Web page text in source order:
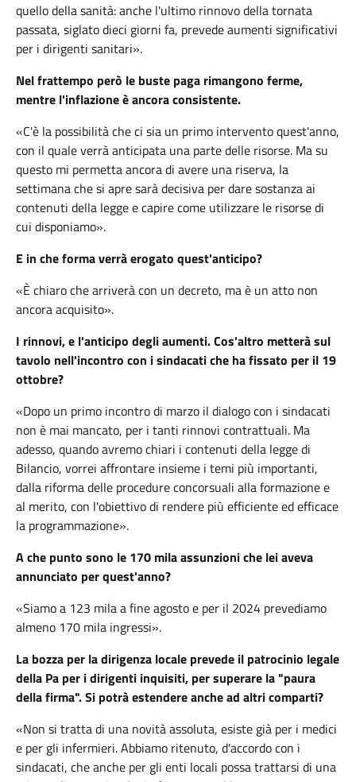
quello della sanità: anche l'ultimo rinnovo della tornata
passata, siglato dieci giorni fa, prevede aumenti significativi
per i dirigenti sanitari».
Nel frattempo però le buste paga rimangono ferme,
mentre l'inflazione è ancora consistente.
«C'è la possibilità che ci sia un primo intervento quest'anno,
con il quale verrà anticipata una parte delle risorse. Ma su
questo mi permetta ancora di avere una riserva, la
settimana che si apre sarà decisiva per dare sostanza ai
contenuti della legge e capire come utilizzare le risorse di
cui disponiamo».
E in che forma verrà erogato quest'anticipo?
«È chiaro che arriverà con un decreto, ma è un atto non
ancora acquisito».
I rinnovi, e l'anticipo degli aumenti. Cos'altro metterà sul
tavolo nell'incontro con i sindacati che ha fissato per il 19
ottobre?
«Dopo un primo incontro di marzo il dialogo con i sindacati
non è mai mancato, per i tanti rinnovi contrattuali. Ma
adesso, quando avremo chiari i contenuti della legge di
Bilancio, vorrei affrontare insieme i temi più importanti,
dalla riforma delle procedure concorsuali alla formazione e
al merito, con l'obiettivo di rendere più efficiente ed efficace
la programmazione».
A che punto sono le 170 mila assunzioni che lei aveva
annunciato per quest'anno?
«Siamo a 123 mila a fine agosto e per il 2024 prevediamo
almeno 170 mila ingressi».
La bozza per la dirigenza locale prevede il patrocinio legale
della Pa per i dirigenti inquisiti, per superare la "paura
della firma". Si potrà estendere anche ad altri comparti?
«Non si tratta di una novità assoluta, esiste già per i medici
e per gli infermieri. Abbiamo ritenuto, d'accordo con i
sindacati, che anche per gli enti locali possa trattarsi di una